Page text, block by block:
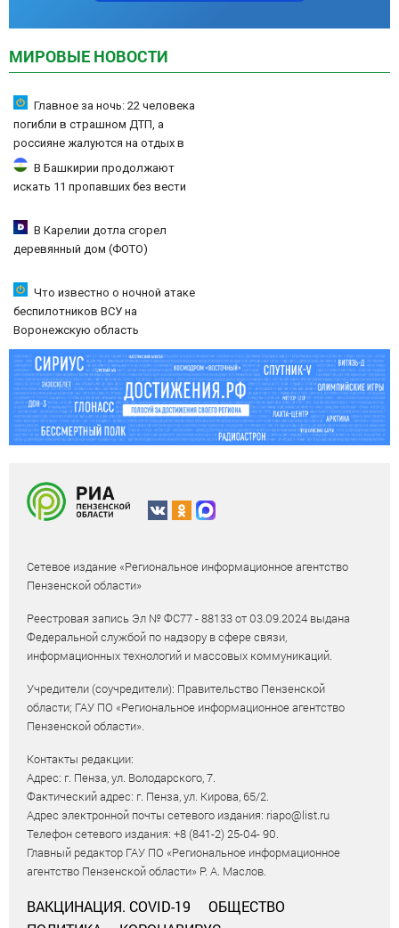
МИРОВЫЕ НОВОСТИ
Главное за ночь: 22 человека
погибли в страшном ДТП, а
россияне жалуются на отдых в
ТурцииВ Башкирии продолжают
искать 11 пропавших без вести
В Карелии дотла сгорел
деревянный дом (ФОТО)
Что известно о ночной атаке
беспилотников ВСУ на
Воронежскую область
Сетевое издание «Региональное информационное агентство
Пензенской области»
Реестровая запись Эл № ФС77 - 88133 от 03.09.2024 выдана
Федеральной службой по надзору в сфере связи,
информационных технологий и массовых коммуникаций.
Учредители (соучредители): Правительство Пензенской
области; ГАУ ПО «Региональное информационное агентство
Пензенской области».
Контакты редакции:
Адрес: г. Пенза, ул. Володарского, 7.
Фактический адрес: г. Пенза, ул. Кирова, 65/2.
Адрес электронной почты сетевого издания: riapo@list.ru
Телефон сетевого издания: +8 (841-2) 25-04- 90.
Главный редактор ГАУ ПО «Региональное информационное
агентство Пензенской области» Р. А. Маслов.
ВАКЦИНАЦИЯ. COVID-19
ОБЩЕСТВО